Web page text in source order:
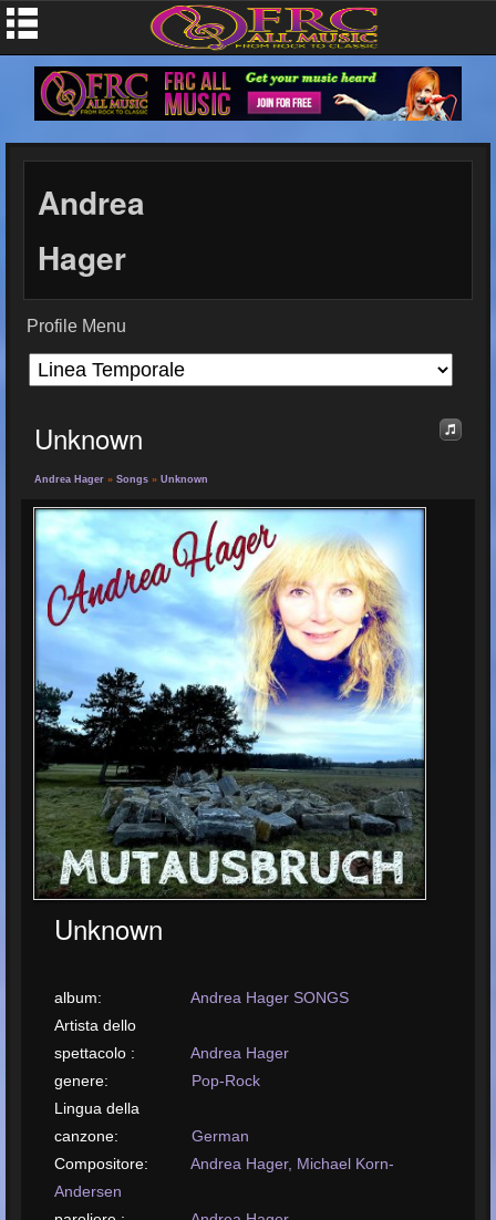
Andrea
Hager
Profile Menu
Unknown
Andrea Hager » Songs » Unknown
Unknown
album:
Andrea Hager SONGS
Artista dello
spettacolo :
Andrea Hager
genere:
Pop-Rock
Lingua della
canzone:
German
Compositore:
Andrea Hager, Michael Korn-
Andersen